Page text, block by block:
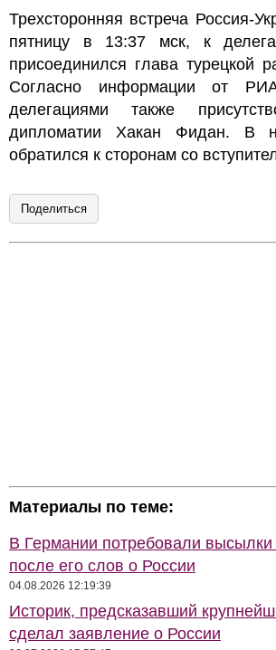
Трехсторонняя встреча Россия-
пятницу в 13:37 мск, к
присоединился глава турецкой
Согласно информации от
делегациями также
дипломатии Хакан Фидан. В
обратился к сторонам со
Поделиться
Материалы по теме:
В Германии потребовали высылки
после его слов о России
04.08.2026 12:19:39
Историк, предсказавший
сделал заявление о России